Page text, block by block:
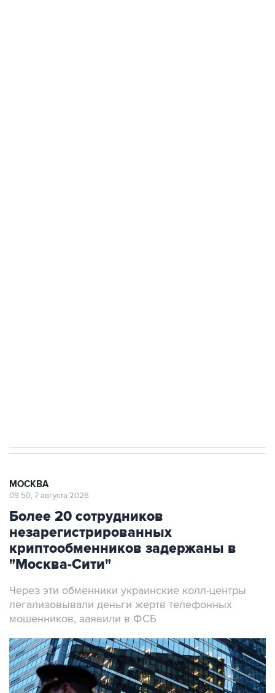
МОСКВА
09:50, 7 августа 2026
Более 20 сотрудников
незарегистрированных
криптообменников задержаны в
"Москва-Сити"
Через эти обменники украинские колл-центры
легализовывали деньги жертв телефонных
мошенников, заявили в ФСБ